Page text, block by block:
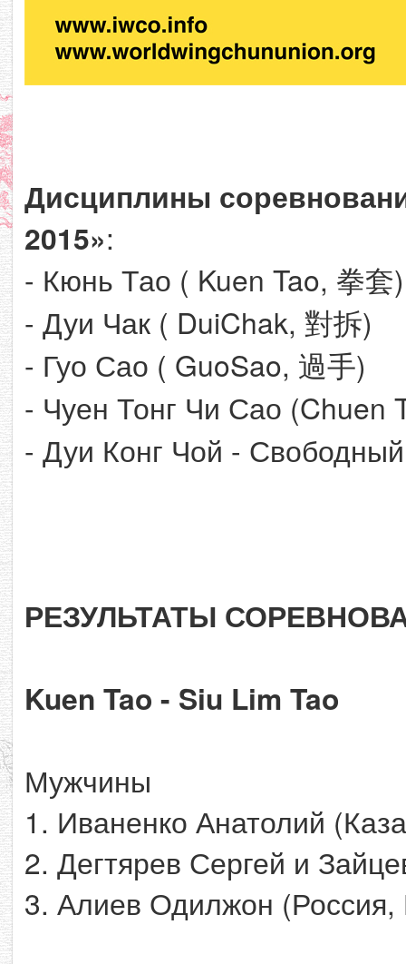
Дисциплины
2015»:
- Кюнь Тао ( Kuen Tao, 拳套)
- Дуи Чак ( DuiChak, 對拆)
- Гуо Сао ( GuoSao, 過手)
- Чуен Тонг Чи Сао (Chuen
- Дуи Конг Чой -
РЕЗУЛЬТАТЫ
Kuen Tao - Siu Lim Tao
Мужчины
1. Иваненко Анатолий
2. Дегтярев Сергей и
3. Алиев Одилжон (Россия,